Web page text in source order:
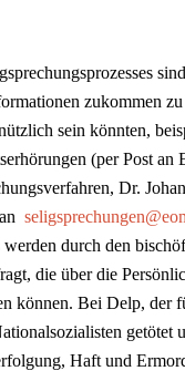
zukommen zu
sein könnten,
(per Post
Dr.
werden durch den
die über die
können. Bei Delp, der
getötet
Haft und